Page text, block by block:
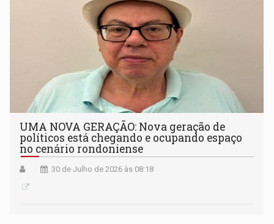
UMA NOVA GERAÇÃO: Nova geração de
políticos está chegando e ocupando espaço
no cenário rondoniense
30 de Julho de 2026 às 08:18